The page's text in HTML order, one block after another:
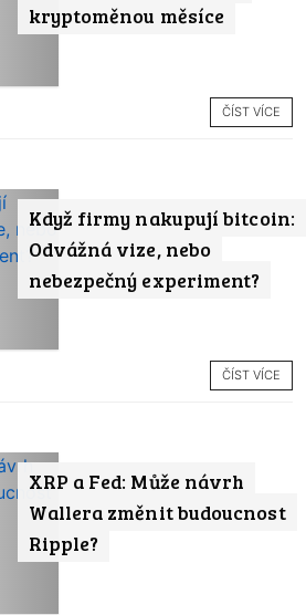
kryptoměnou měsíce
ČÍST VÍCE
Když firmy nakupují bitcoin:
Odvážná vize, nebo
nebezpečný experiment?
ČÍST VÍCE
XRP a Fed: Může návrh
Wallera změnit budoucnost
Ripple?